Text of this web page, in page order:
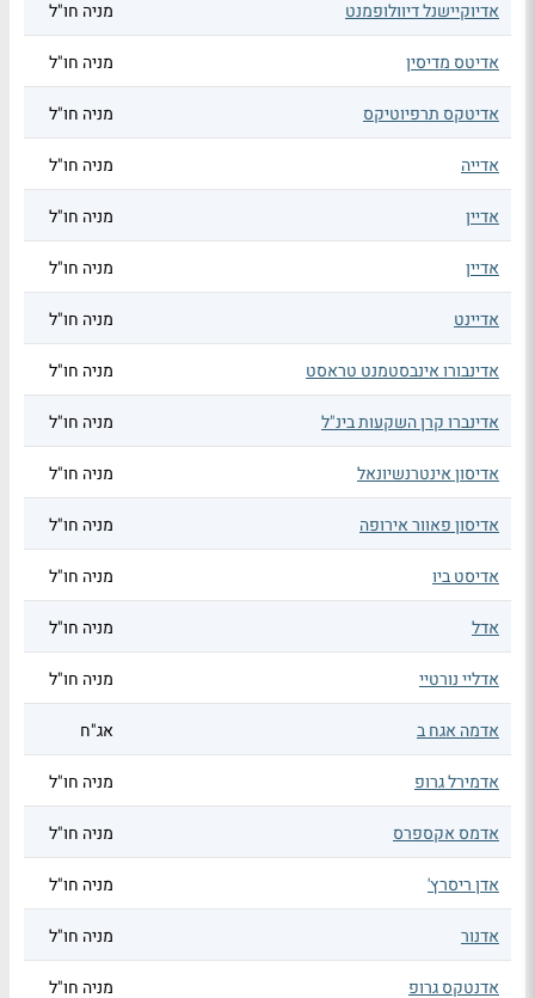
אדיוקיישנל דיוולופמנט מניה חו"ל
אדיטס מדיסין מניה חו"ל
אדיטקס תרפיוטיקס מניה חו"ל
אדייה מניה חו"ל
אדיין מניה חו"ל
אדיין מניה חו"ל
אדיינט מניה חו"ל
אדינבורו אינבסטמנט טראסט מניה חו"ל
אדינברו קרן השקעות בינ"ל מניה חו"ל
אדיסון אינטרנשיונאל מניה חו"ל
אדיסון פאוור אירופה מניה חו"ל
אדיסט ביו מניה חו"ל
אדל מניה חו"ל
אדליי נורטיי מניה חו"ל
אדמה אגח ב אג"ח
אדמירל גרופ מניה חו"ל
אדמס אקספרס מניה חו"ל
אדן ריסרץ' מניה חו"ל
אדנור מניה חו"ל
אדנטקס גרופ מניה חו"ל